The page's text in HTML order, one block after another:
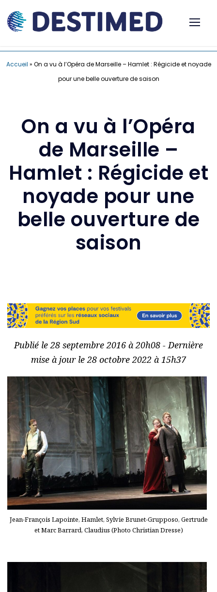
Accueil » On a vu à l’Opéra de Marseille – Hamlet : Régicide et noyade
pour une belle ouverture de saison
On a vu à l’Opéra
de Marseille –
Hamlet : Régicide et
noyade pour une
belle ouverture de
saison
Publié le 28 septembre 2016 à 20h08 - Dernière
mise à jour le 28 octobre 2022 à 15h37
Jean-François Lapointe, Hamlet, Sylvie Brunet-Grupposo, Gertrude
et Marc Barrard, Claudius (Photo Christian Dresse)